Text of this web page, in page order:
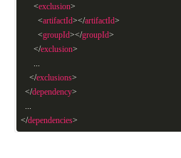
<exclusion>
<artifactId></artifactId>
<groupId></groupId>
</exclusion>
</exclusions>
</dependency>
</dependencies>